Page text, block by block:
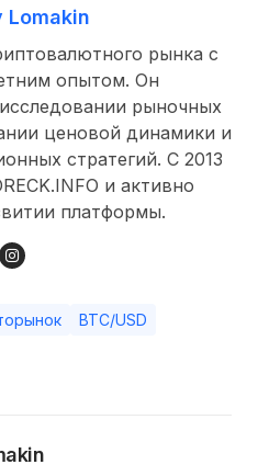
Lomakin
рынка с
опытом. Он
рыночных
ценовой динамики и
стратегий. С 2013
и активно
платформы.
BTC/USD